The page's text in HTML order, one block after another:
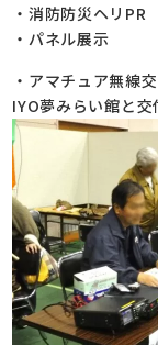
・消防防災ヘリPR
・パネル展示
・アマチュア無線
IYO夢みらい館と